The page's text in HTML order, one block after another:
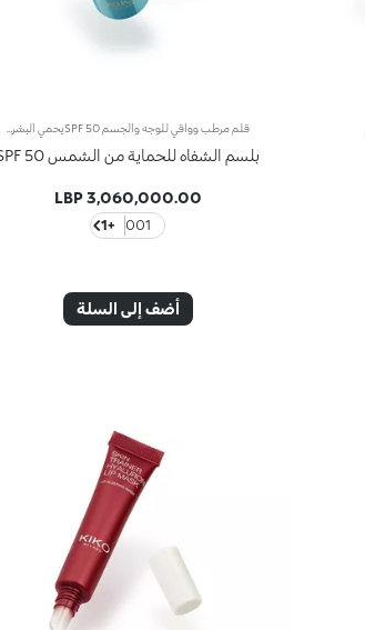
بلسم الشفاه للحماية من الشمس SPF 50
3,060,000.00 LBP
001
+1
أضف إلى السلة